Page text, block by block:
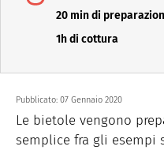
20 min di
1h di cottura
Pubblicato: 07 Gennaio 2020
Le bietole vengono
semplice fra gli esempi